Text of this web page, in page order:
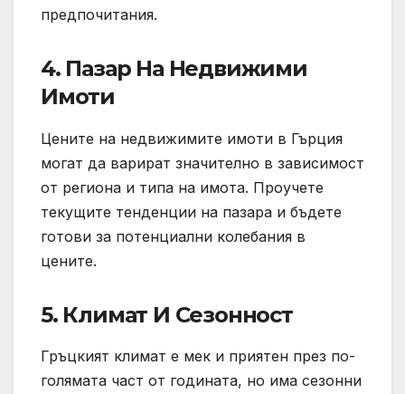
предпочитания.
4. Пазар На Недвижими
Имоти
Цените на недвижимите имоти в Гърция
могат да варират значително в зависимост
от региона и типа на имота. Проучете
текущите тенденции на пазара и бъдете
готови за потенциални колебания в
цените.
5. Климат И Сезонност
Гръцкият климат е мек и приятен през по-
голямата част от годината, но има сезонни